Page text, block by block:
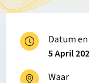
Datum
5 April
Waar